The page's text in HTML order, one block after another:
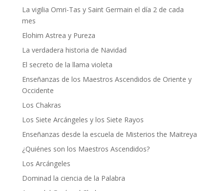
La vigilia Omri-Tas y Saint Germain el día 2 de cada
mes
Elohim Astrea y Pureza
La verdadera historia de Navidad
El secreto de la llama violeta
Enseñanzas de los Maestros Ascendidos de Oriente y
Occidente
Los Chakras
Los Siete Arcángeles y los Siete Rayos
Enseñanzas desde la escuela de Misterios the Maitreya
¿Quiénes son los Maestros Ascendidos?
Los Arcángeles
Dominad la ciencia de la Palabra